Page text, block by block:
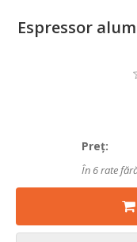
Espressor
Preţ:
În 6 rate